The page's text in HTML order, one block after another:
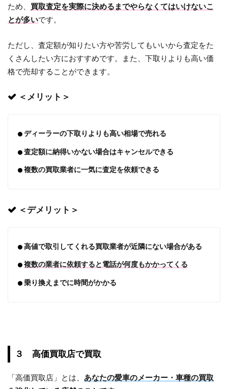
ため、 買取査定を実際に決めるまでやらなくてはいけないこ
とが多いです。
ただし、査定額が知りたい方や苦労してもいいから査定をた
くさんしたい方におすすめです。また、下取りよりも高い価
格で売却することができます。
＜メリット＞
ディーラーの下取りよりも高い相場で売れる
査定額に納得いかない場合はキャンセルできる
複数の買取業者に一気に査定を依頼できる
＜デメリット＞
高値で取引してくれる買取業者が近隣にない場合がある
複数の業者に依頼すると電話が何度もかかってくる
乗り換えまでに時間がかかる
３ 高価買取店で買取
「高価買取店」とは、 あなたの愛車のメーカー・車種の買取